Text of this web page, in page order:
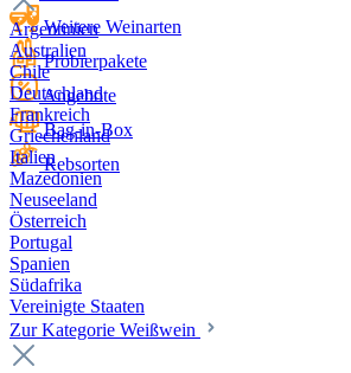
Weitere Weinarten
Probierpakete
Angebote
Bag-in-Box
Rebsorten
Argentinien
Australien
Chile
Deutschland
Frankreich
Griechenland
Italien
Mazedonien
Neuseeland
Österreich
Portugal
Spanien
Südafrika
Vereinigte Staaten
Zur Kategorie Weißwein